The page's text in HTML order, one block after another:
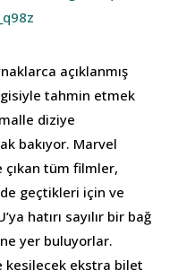
açıklanmış
tahmin etmek
diziye
bakıyor. Marvel
tüm filmler,
geçtikleri için ve
hatırı sayılır bir bağ
yer buluyorlar.
kesilecek ekstra bilet